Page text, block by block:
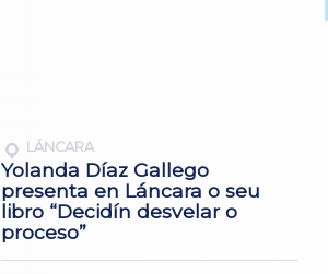
LÁNCARA
Yolanda Díaz Gallego
presenta en Láncara o seu
libro “Decidín desvelar o
proceso”